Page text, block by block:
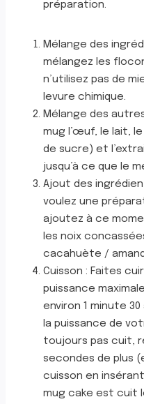
préparation.
Mélange des
mélangez les
n’utilisez pas de
levure chimique.
Mélange des
mug l’œuf, le lait, le
de sucre) et
jusqu’à ce que le
Ajout des
voulez une
ajoutez à ce
les noix
cacahuète /
Cuisson : Faites
puissance
environ 1 minute
la puissance de
toujours pas cuit,
secondes de plus
cuisson en
mug cake est cuit